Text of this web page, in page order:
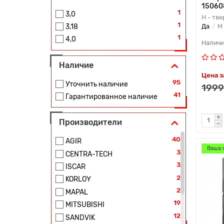
3,0 1
3,18 1
4,0 1
Наличие
Уточнить наличие 95
Гарантированное наличие 41
Производители
AGIR 40
CENTRA-TECH 3
ISCAR 3
KORLOY 2
MAPAL 2
MITSUBISHI 19
SANDVIK 12
H -
Да
Цена
Ваша